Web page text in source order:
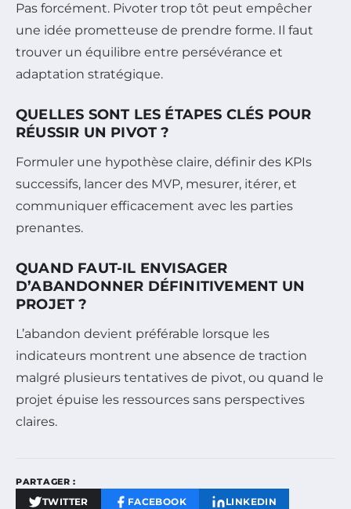
Pas forcément. Pivoter trop tôt peut empêcher
une idée prometteuse de prendre forme. Il faut
trouver un équilibre entre persévérance et
adaptation stratégique.
QUELLES SONT LES ÉTAPES CLÉS POUR
RÉUSSIR UN PIVOT ?
Formuler une hypothèse claire, définir des KPIs
successifs, lancer des MVP, mesurer, itérer, et
communiquer efficacement avec les parties
prenantes.
QUAND FAUT-IL ENVISAGER
D’ABANDONNER DÉFINITIVEMENT UN
PROJET ?
L’abandon devient préférable lorsque les
indicateurs montrent une absence de traction
malgré plusieurs tentatives de pivot, ou quand le
projet épuise les ressources sans perspectives
claires.
PARTAGER :
TWITTER FACEBOOK LINKEDIN